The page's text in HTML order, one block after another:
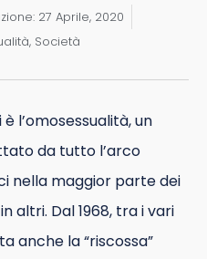
27 Aprile, 2020
, Società
l’omosessualità, un
da tutto l’arco
nella maggior parte dei
altri. Dal 1968, tra i vari
anche la “riscossa”